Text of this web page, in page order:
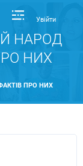
Увійти
НАРОД
НИХ
ПРО НИХ